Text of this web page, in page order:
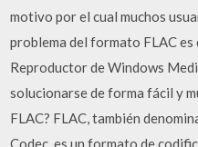
motivo por el cual muchos
problema del formato FLAC es
Reproductor de Windows
solucionarse de forma fácil y
FLAC? FLAC, también
Codec, es un formato de